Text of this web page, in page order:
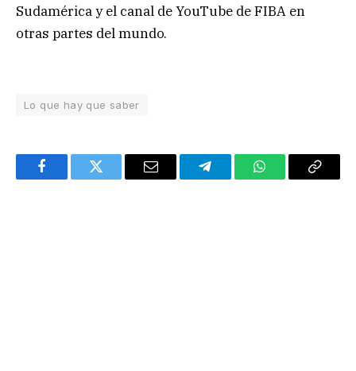
Sudamérica y el canal de YouTube de FIBA en
otras partes del mundo.
Lo que hay que saber
FacebookTwitter Email TelegramWhatsAppCopy